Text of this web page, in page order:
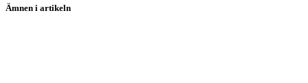
Ämnen i artikeln